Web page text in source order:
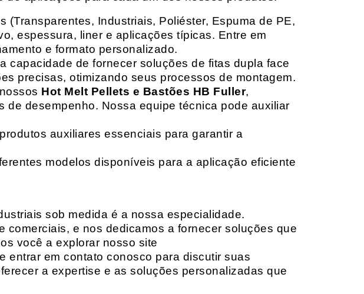
(Transparentes, Industriais, Poliéster, Espuma de PE,
espessura, liner e aplicações típicas. Entre em
e formato personalizado.
capacidade de fornecer soluções de fitas dupla face
precisas, otimizando seus processos de montagem.
Hot Melt Pellets e Bastões HB Fuller,
desempenho. Nossa equipe técnica pode auxiliar
auxiliares essenciais para garantir a
modelos disponíveis para a aplicação eficiente
sob medida é a nossa especialidade.
e nos dedicamos a fornecer soluções que
você a explorar nosso site
entrar em contato conosco para discutir suas
a expertise e as soluções personalizadas que